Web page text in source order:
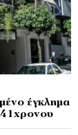
έγκλημα
41χρονου